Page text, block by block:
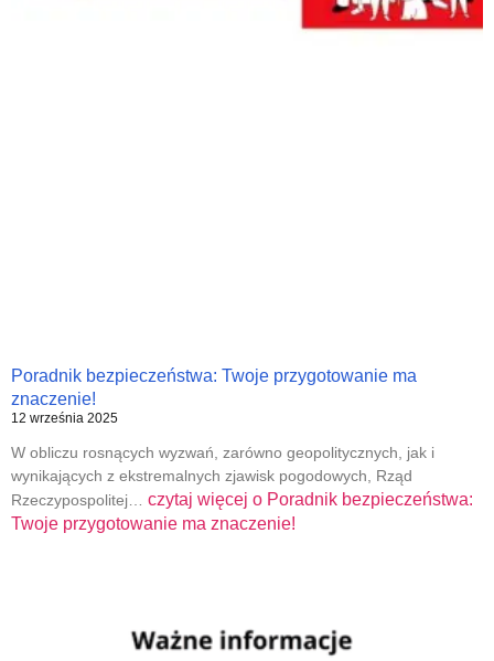
Poradnik bezpieczeństwa: Twoje przygotowanie ma
znaczenie!
12 września 2025
W obliczu rosnących wyzwań, zarówno geopolitycznych, jak i
wynikających z ekstremalnych zjawisk pogodowych, Rząd
Rzeczypospolitej… czytaj więcej o Poradnik bezpieczeństwa:
Twoje przygotowanie ma znaczenie!